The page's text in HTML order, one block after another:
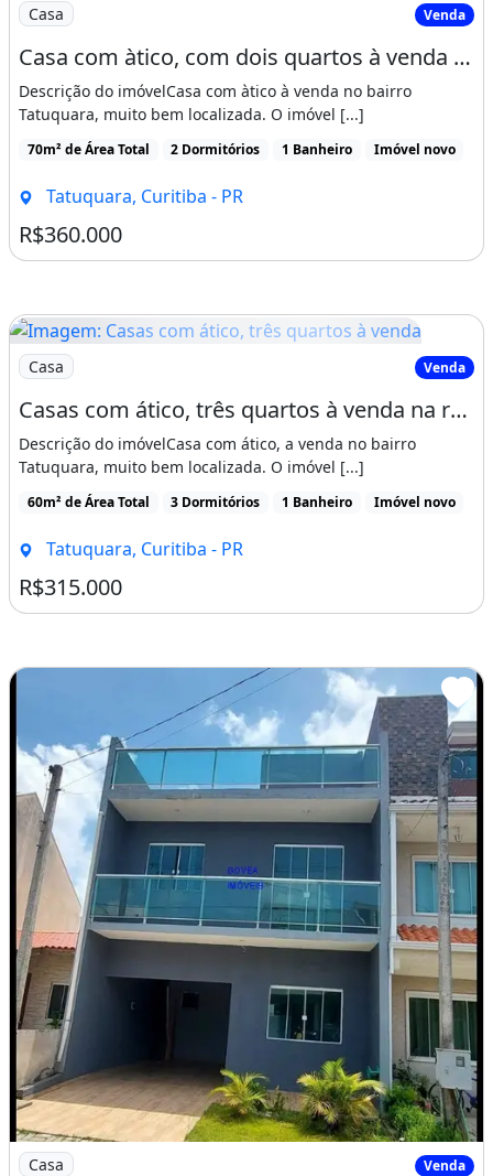
Casa Venda
Casa com àtico, com dois quartos à venda na região do Tatuquara, próximo à Rua
Descrição do imóvelCasa com àtico à venda no bairro
Tatuquara, muito bem localizada. O imóvel [...]
70m² de Área Total 2 Dormitórios 1 Banheiro Imóvel novo
Tatuquara, Curitiba - PR
R$360.000
Imagem: Casas com ático, três quartos à venda
Casa Venda
Casas com ático, três quartos à venda na região do Tatuquara, próximo à Rua Marcos
Descrição do imóvelCasa com ático, a venda no bairro
Tatuquara, muito bem localizada. O imóvel [...]
60m² de Área Total 3 Dormitórios 1 Banheiro Imóvel novo
Tatuquara, Curitiba - PR
R$315.000
Imagem: SOBRADO 120M², 3 QUARTOS, 2 SALAS,
Casa Venda